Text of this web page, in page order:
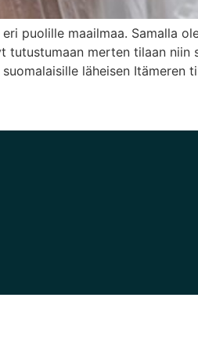
puolille maailmaa. Samalla
tutustumaan merten tilaan niin
läheisen Itämeren